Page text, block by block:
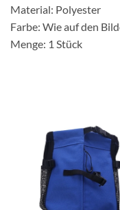
Material: Polyester
Farbe: Wie auf den
Menge: 1 Stück